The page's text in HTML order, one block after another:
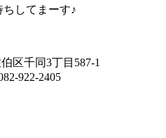
してまーす♪
区千同3丁目587-1
922-2405